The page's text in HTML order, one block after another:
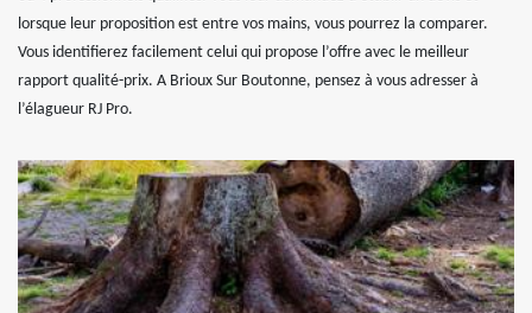
lorsque leur proposition est entre vos mains, vous pourrez la comparer.
Vous identifierez facilement celui qui propose l’offre avec le meilleur
rapport qualité-prix. A Brioux Sur Boutonne, pensez à vous adresser à
l’élagueur RJ Pro.